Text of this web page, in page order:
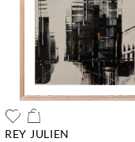
REY JULIEN